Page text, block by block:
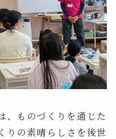
、ものづくりを通じた
りの素晴らしさを後世